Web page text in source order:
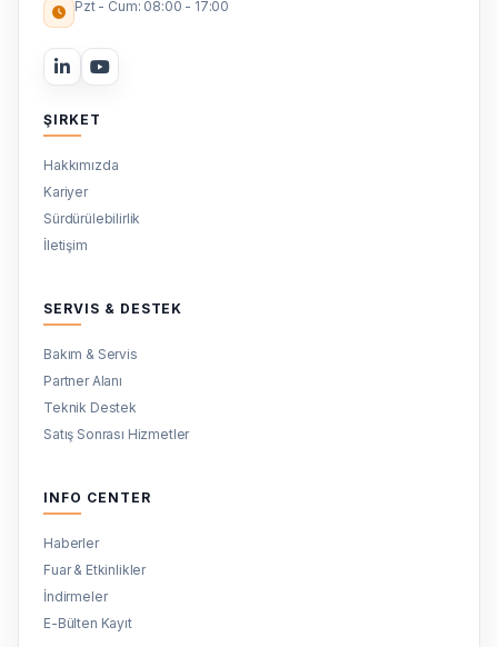
Pzt - Cum: 08:00 - 17:00
ŞIRKET
Hakkımızda
Kariyer
Sürdürülebilirlik
İletişim
SERVIS & DESTEK
Bakım & Servis
Partner Alanı
Teknik Destek
Satış Sonrası Hizmetler
INFO CENTER
Haberler
Fuar & Etkinlikler
İndirmeler
E-Bülten Kayıt